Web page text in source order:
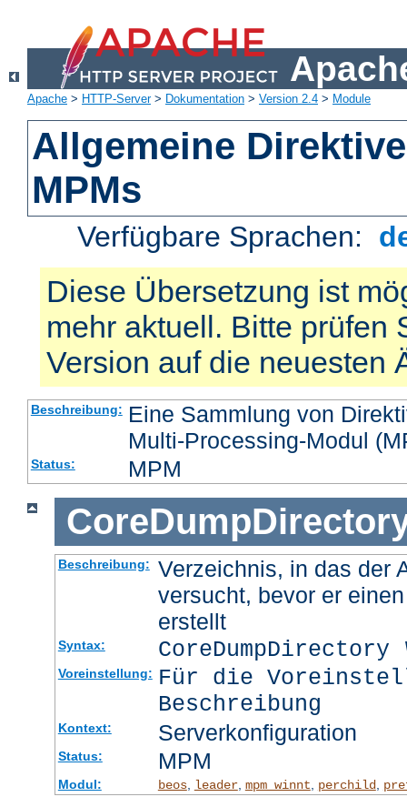
Apache > HTTP-Server> Dokumentation > Version 2.4 > Module
Allgemeine
MPMs
Verfügbare Sprachen:
Diese Übersetzung ist
mehr aktuell. Bitte prüfen
Version auf die neuesten
Beschreibung: Eine Sammlung von
Multi-Processing-Modul
Status: MPM
Beschreibung:
Verzeichnis, in das der
versucht, bevor er
erstellt
Syntax: CoreDumpDirectory
Voreinstellung: Für die
Beschreibung
Kontext: Serverkonfiguration
Status: MPM
Modul: beos, leader, mpm_winnt perchild,